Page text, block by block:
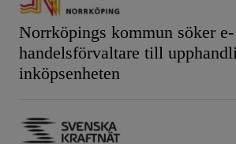
Norrköpings kommun söker e-
handelsförvaltare till
inköpsenheten